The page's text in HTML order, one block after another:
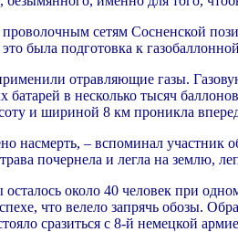
сетям Сосненской
была подготовка к
отравляющие газы.
в несколько тысяч
и шириной 8 км проникла
насмерть, – вспоминал
почернела и легла на землю,
около 40 человек при
что велело запрячь обозы.
сразиться с 8-й немецкой